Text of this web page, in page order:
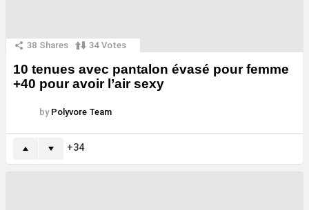
38 Shares 34 Votes
10 tenues avec pantalon évasé pour femme
+40 pour avoir l’air sexy
by Polyvore Team
34